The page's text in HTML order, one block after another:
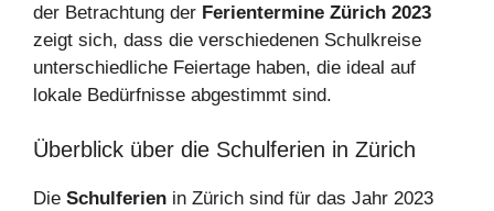
der Betrachtung der Ferientermine Zürich 2023
zeigt sich, dass die verschiedenen Schulkreise
unterschiedliche Feiertage haben, die ideal auf
lokale Bedürfnisse abgestimmt sind.
Überblick über die Schulferien in Zürich
Die Schulferien in Zürich sind für das Jahr 2023